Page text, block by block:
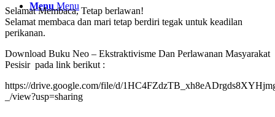
Menu Menu
Selamat Membaca, Tetap berlawan!
Selamat membaca dan mari tetap berdiri tegak untuk keadilan
perikanan.
Download Buku Neo – Ekstraktivisme Dan Perlawanan Masyarakat
Pesisir pada link berikut :
https://drive.google.com/file/d/
_/view?usp=sharing